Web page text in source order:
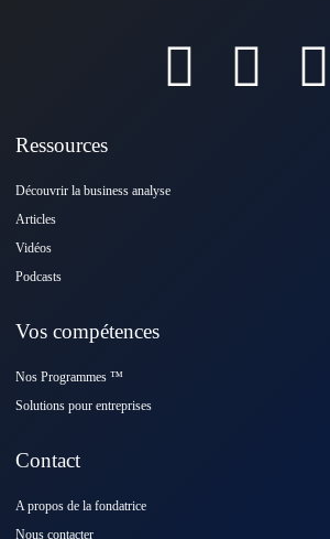
Ressources
Découvrir la business analyse
Articles
Vidéos
Podcasts
Vos compétences
Nos Programmes ™️
Solutions pour entreprises
Contact
A propos de la fondatrice
Nous contacter